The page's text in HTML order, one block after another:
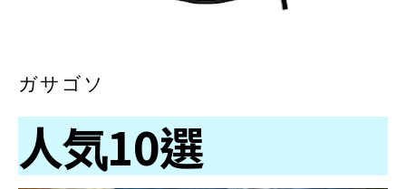
ガサゴソ
人気10選